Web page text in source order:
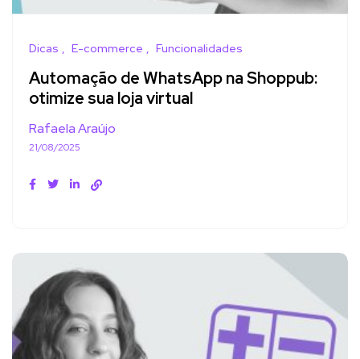
Dicas E-commerce Funcionalidades
Automação de WhatsApp na Shoppub:
otimize sua loja virtual
Rafaela Araújo
21/08/2025